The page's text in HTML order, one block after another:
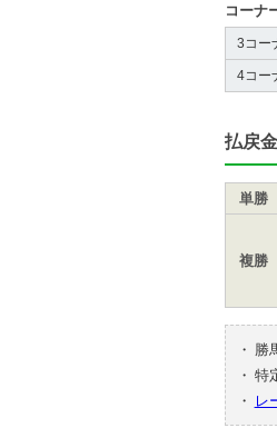
コーナ
3コー
4コー
払戻金
単勝
複勝
・ 勝
・ 特
・
レ